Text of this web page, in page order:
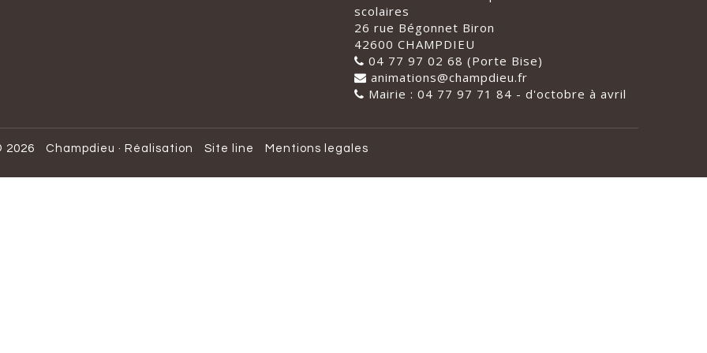
scolaires
26 rue Bégonnet Biron
42600 CHAMPDIEU
04 77 97 02 68 (Porte Bise)
animations@champdieu.fr
Mairie : 04 77 97 71 84 - d'octobre à avril
2026 Champdieu · Réalisation Site line Mentions legales